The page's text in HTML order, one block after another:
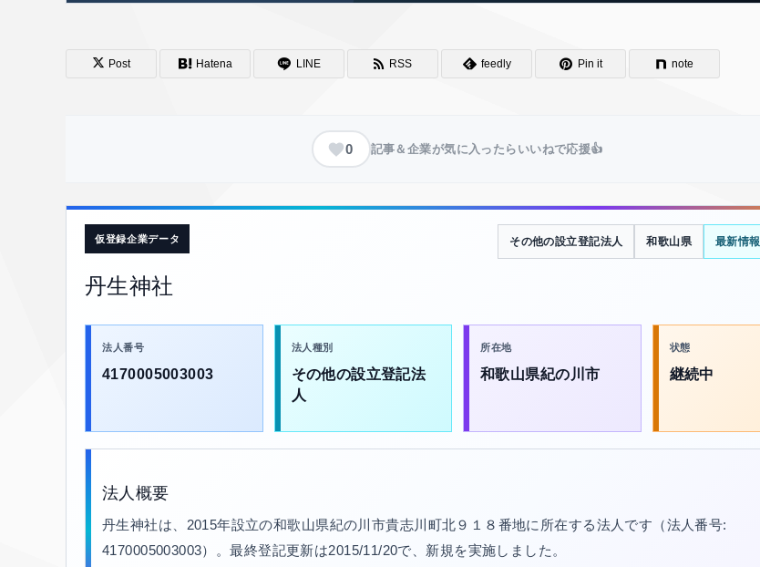
Post Hatena LINE RSS feedly Pin it note
0 記事＆企業が気に入ったらいいねで応援👍
仮登録企業データ
丹生神社
その他の設立登記法人 和歌山県 最新情報
法人番号
4170005003003
法人種別
その他の設立登記法
人
所在地
和歌山県紀の川市
状態
継続中
法人概要
丹生神社は、2015年設立の和歌山県紀の川市貴志川町北９１８番地に所在する法人です（法人番号:
4170005003003）。最終登記更新は2015/11/20で、新規を実施しました。